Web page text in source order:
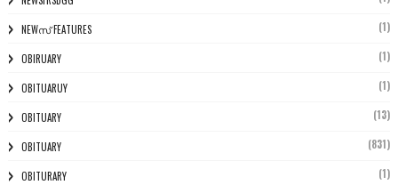
NEWസ് FEATURES (1)
OBIRUARY (1)
OBITUARUY (1)
OBITUARY (13)
OBITUARY (831)
OBITURARY (1)